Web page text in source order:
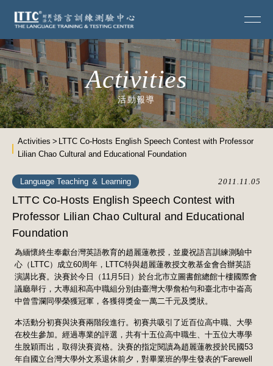
Activities
活動報導
Activities
LTTC Co-Hosts English Speech Contest with Professor
Lilian Chao Cultural and Educational Foundation
Language Teaching ＆ Learning 2011.11.05
LTTC Co-Hosts English Speech Contest with
Professor Lilian Chao Cultural and Educational
Foundation
為緬懷終生奉獻台灣英語教育的趙麗蓮教授，並慶祝語言訓練測驗中
心（LTTC）成立60周年，LTTC特與趙麗蓮教授文教基金會合辦英語
演講比賽。決賽於今日（11月5日）於台北市立圖書館總館十樓國際會
議廳舉行，大專組和高中職組分別由臺灣大學詹柏勻和臺北市中崙高
中曾雪瀾同學榮獲冠軍，各獲得獎金一萬二千元及獎狀。
本活動分初賽與決賽兩階段進行。初賽共吸引了近百位高中職、大學
在校生參加。經過專業的評選，共有十五位高中職生、十五位大專學
生脫穎而出，取得決賽資格。決賽的指定閱讀為趙麗蓮教授於民國53
年自國立台灣大學外文系退休前夕，對畢業班的學生發表的“Farewell